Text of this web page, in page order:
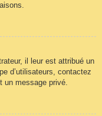
il leur est attribué un
d’utilisateurs, contactez
un message privé.